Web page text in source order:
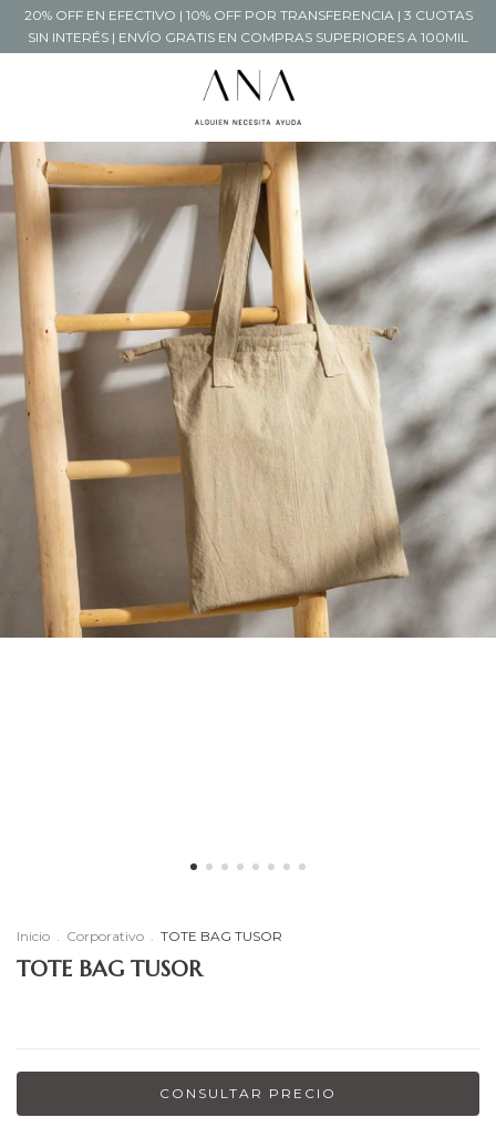
20% OFF EN EFECTIVO | 10% OFF POR TRANSFERENCIA | 3 CUOTAS
SIN INTERÉS | ENVÍO GRATIS EN COMPRAS SUPERIORES A 100MIL
Inicio . Corporativo . TOTE BAG TUSOR
TOTE BAG TUSOR